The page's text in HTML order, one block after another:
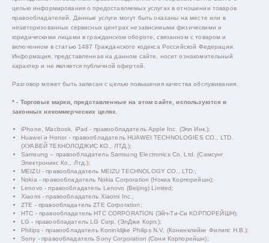
целью информирования о предоставляемых услугах в отношении товаров
правообладателей. Данные услуги могут быть оказаны на месте или в
неавторизованных сервисных центрах независимыми физическими и
юридическими лицами в гражданском обороте, связанном с товаром и
включенном в статью 1487 Гражданского кодекса Российской Федерации.
Информация, представленная на данном сайте, носит ознакомительный
характер и не является публичной офертой.
Разговор может быть записан с целью повышения качества обслуживания.
* - Торговые марки, представленные на этом сайте, используются в
законных некоммерческих целях.
iPhone, Macbook, iPad - правообладатель Apple Inc. (Эпл Инк.);
Huawei и Honor - правообладатель HUAWEI TECHNOLOGIES CO., LTD.
(ХУАВЕЙ ТЕКНОЛОДЖИС КО., ЛТД.);
Samsung – правообладатель Samsung Electronics Co. Ltd. (Самсунг
Электроникс Ко., Лтд.);
MEIZU - правообладатель MEIZU TECHNOLOGY CO., LTD.;
Nokia - правообладатель Nokia Corporation (Нокиа Корпорейшн);
Lenovo - правообладатель Lenovo (Beijing) Limited;
Xiaomi - правообладатель Xiaomi Inc.;
ZTE - правообладатель ZTE Corporation;
HTC - правообладатель HTC CORPORATION (Эйч-Ти-Си КОРПОРЕЙШН);
LG - правообладатель LG Corp. (ЭлДжи Корп.);
Philips - правообладатель Koninklijke Philips N.V. (Конинклийке Филипс Н.В.);
Sony - правообладатель Sony Corporation (Сони Корпорейшн);